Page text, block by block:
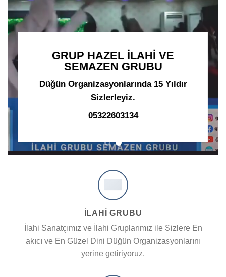
GRUP HAZEL İLAHİ VE
SEMAZEN GRUBU
Düğün Organizasyonlarında 15 Yıldır
Sizlerleyiz.
05322603134
İLAHİ GRUBU
İlahi Sanatçımız ve İlahi Gruplarımız ile Sizlere En
akıcı ve En Güzel Dini Düğün Organizasyonlarını
yerine getiriyoruz.